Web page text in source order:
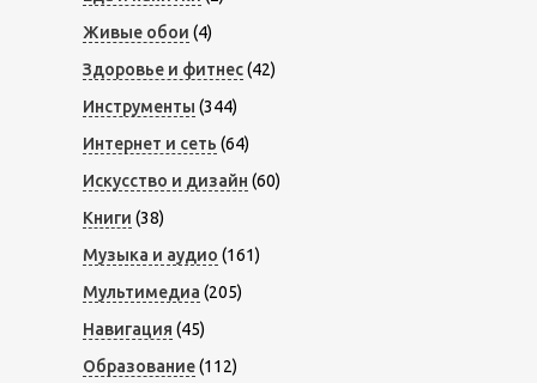
Живые обои (4)
Здоровье и фитнес(42)
Инструменты (344)
Интернет и сеть (64)
Искусство и дизайн (60)
Книги (38)
Музыка и аудио (161)
Мультимедиа (205)
Навигация (45)
Образование(112)